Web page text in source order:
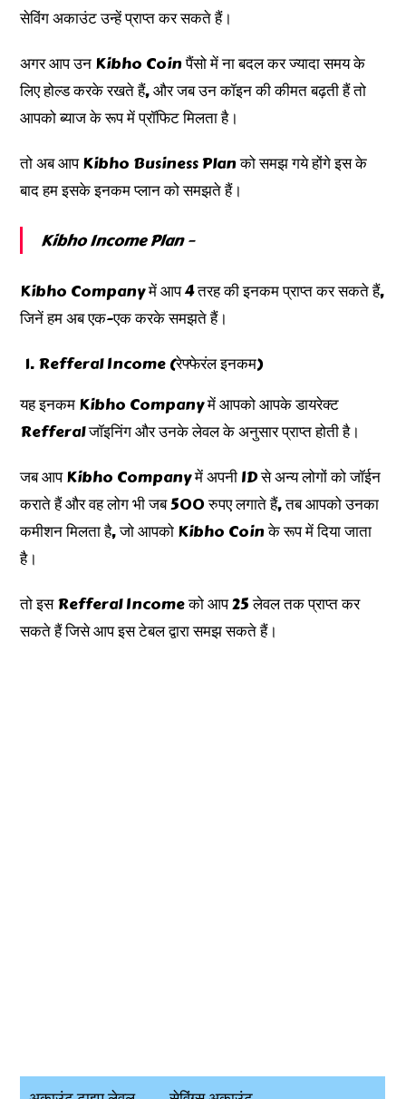
सेविंग अकाउंट उन्हें प्राप्त कर सकते हैं।
अगर आप उन Kibho Coin पैंसो में ना बदल कर ज्यादा समय के
लिए होल्ड करके रखते हैं, और जब उन कॉइन की कीमत बढ़ती हैं तो
आपको ब्याज के रूप में प्रॉफिट मिलता है।
तो अब आप Kibho Business Plan को समझ गये होंगे इस के
बाद हम इसके इनकम प्लान को समझते हैं।
Kibho Income Plan –
Kibho Company में आप 4 तरह की इनकम प्राप्त कर सकते हैं,
जिनें हम अब एक-एक करके समझते हैं।
Refferal Income (रेफ्फेरंल इनकम)
यह इनकम Kibho Company में आपको आपके डायरेक्ट
Refferal जॉइनिंग और उनके लेवल के अनुसार प्राप्त होती है।
जब आप Kibho Company में अपनी ID से अन्य लोगों को जॉईन
कराते हैं और वह लोग भी जब 500 रुपए लगाते हैं, तब आपको उनका
कमीशन मिलता है, जो आपको Kibho Coin के रूप में दिया जाता
है।
तो इस Refferal Income को आप 25 लेवल तक प्राप्त कर
सकते हैं जिसे आप इस टेबल द्वारा समझ सकते हैं।